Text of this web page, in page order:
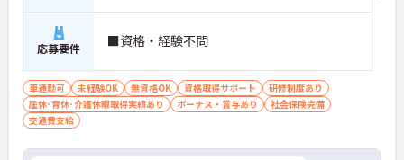
応募要件 ■資格・経験不問
車通勤可 未経験OK 無資格OK 資格取得サポート
研修制度あり
産休･育休･介護休暇取得実績あり
ボーナス・賞与あり
社会保険完備
交通費支給